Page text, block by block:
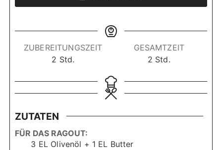
ZUBEREITUNGSZEIT
2 S
u
n
e
n
Std.
GESAMTZEIT
2S
u
n
e
Std.
ZUTATEN
FÜR DAS RAGOUT:
3 EL Olivenöl + 1 EL Butter